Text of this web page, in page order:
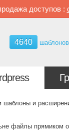
доступов :
4640 шаблонов
и
файлы прямиком